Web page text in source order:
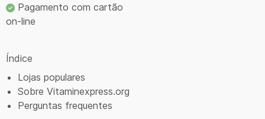
Pagamento com cartão
on-line
Índice
Lojas populares
Sobre Vitaminexpress.org
Perguntas frequentes